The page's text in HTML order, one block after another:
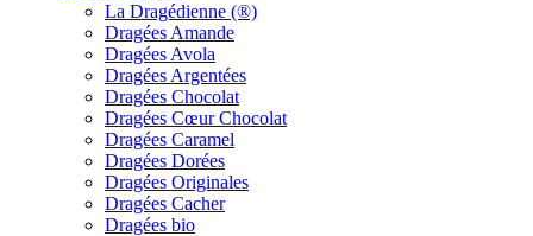
La Dragédienne (®)
Dragées Amande
Dragées Avola
Dragées Argentées
Dragées Chocolat
Dragées Cœur Chocolat
Dragées Caramel
Dragées Dorées
Dragées Originales
Dragées Cacher
Dragées bio